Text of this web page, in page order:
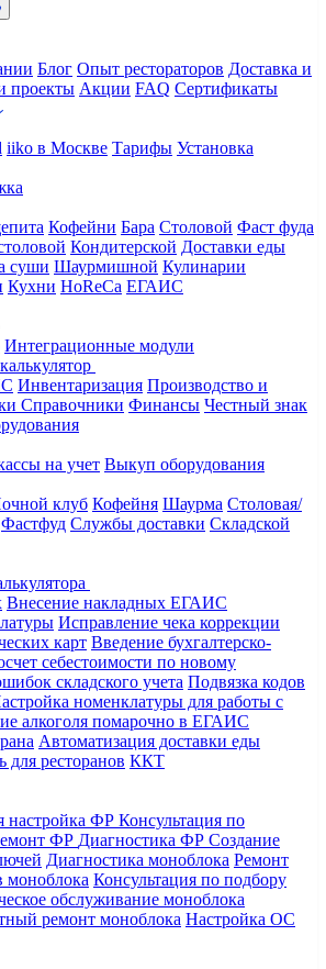
Блог Опыт рестораторов Доставка и
проекты Акции FAQ Сертификаты
iiko в Москве Тарифы Установка
Кофейни Бара Столовой Фаст фуда
Кондитерской Доставки еды
суши Шаурмишной Кулинарии
Кухни HoReCa ЕГАИС
Интеграционные модули
Инвентаризация Производство и
Справочники Финансы Честный знак
на учет Выкуп оборудования
клуб Кофейня Шаурма Столовая/
Фастфуд Службы доставки Складской
Внесение накладных ЕГАИС
Исправление чека коррекции
карт Введение бухгалтерско-
себестоимости по новому
складского учета Подвязка кодов
номенклатуры для работы с
алкоголя помарочно в ЕГАИС
Автоматизация доставки еды
для ресторанов ККТ
настройка ФР Консультация по
ФР Диагностика ФР Создание
Диагностика моноблока Ремонт
моноблока Консультация по подбору
обслуживание моноблока
ремонт моноблока Настройка ОС